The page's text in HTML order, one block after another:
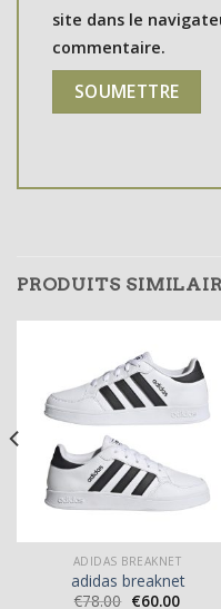
site dans le
commentaire.
PRODUITS
ADIDAS BREAKNET
adidas breaknet
€78.00 €60.00